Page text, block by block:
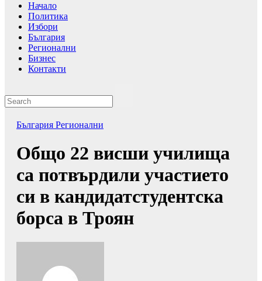
Начало
Политика
Избори
България
Регионални
Бизнес
Контакти
България Регионални
Общо 22 висши училища
са потвърдили участието
си в кандидатстудентска
борса в Троян